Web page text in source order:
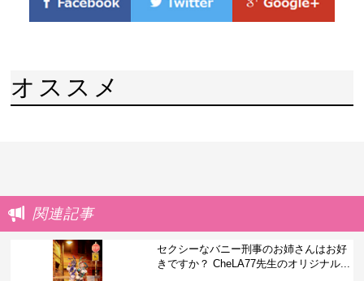
オススメ
関連記事
セクシーなバニー刑事のお姉さんはお好
きですか？ CheLA77先生のオリジナル...